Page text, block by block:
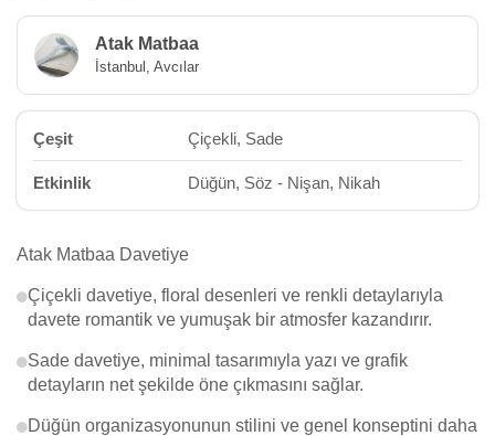
Atak Matbaa
İstanbul, Avcılar
Çeşit Çiçekli, Sade
Etkinlik Düğün, Söz - Nişan, Nikah
Atak Matbaa Davetiye
Çiçekli davetiye, floral desenleri ve renkli detaylarıyla
davete romantik ve yumuşak bir atmosfer kazandırır.
Sade davetiye, minimal tasarımıyla yazı ve grafik
detayların net şekilde öne çıkmasını sağlar.
Düğün organizasyonunun stilini ve genel konseptini daha